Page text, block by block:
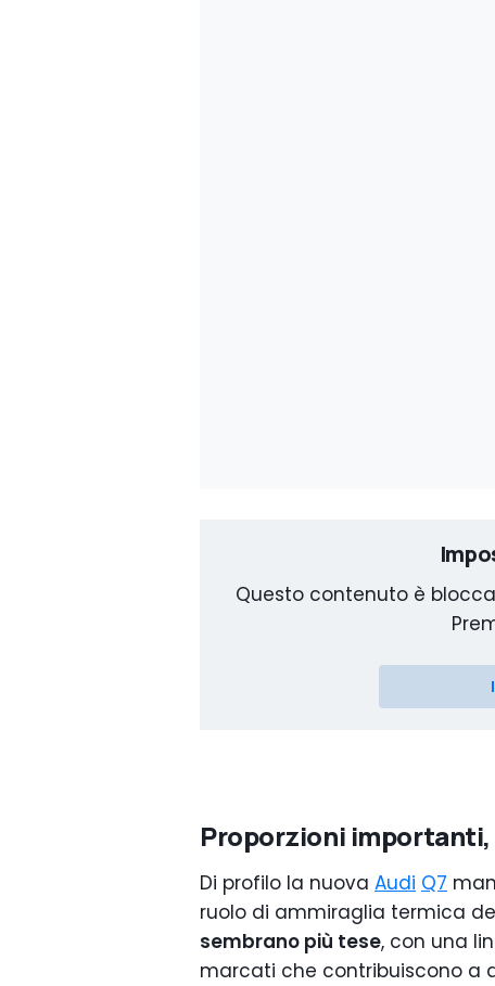
Questo contenuto è
Proporzioni
Di profilo la nuova Audi Q7
ruolo di ammiraglia termica
sembrano più tese, con una
marcati che contribuiscono a